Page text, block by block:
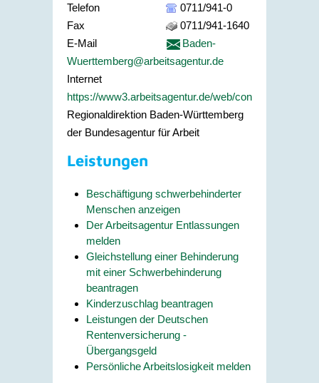
Telefon
0711/941-0
Fax
0711/941-1640
E-Mail
Baden-
Wuerttemberg@arbeitsagentur.de
Internet
https://www3.arbeitsagentur.de/web/content/DE/
Regionaldirektion Baden-Württemberg
der Bundesagentur für Arbeit
Leistungen
Beschäftigung schwerbehinderter
Menschen anzeigen
Der Arbeitsagentur Entlassungen
melden
Gleichstellung einer Behinderung
mit einer Schwerbehinderung
beantragen
Kinderzuschlag beantragen
Leistungen der Deutschen
Rentenversicherung -
Übergangsgeld
Persönliche Arbeitslosigkeit melden